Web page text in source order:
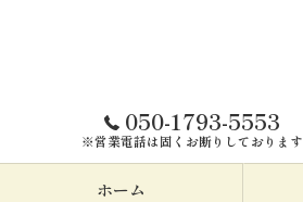
050-1793-5553
※営業電話は固くお断りしております
ホーム